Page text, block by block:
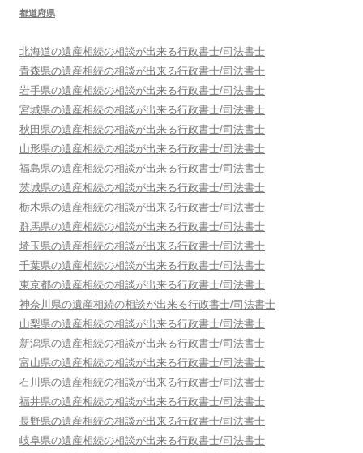
都道府県
北海道の遺産相続の相談が出来る行政書士/司法書士
青森県の遺産相続の相談が出来る行政書士/司法書士
岩手県の遺産相続の相談が出来る行政書士/司法書士
宮城県の遺産相続の相談が出来る行政書士/司法書士
秋田県の遺産相続の相談が出来る行政書士/司法書士
山形県の遺産相続の相談が出来る行政書士/司法書士
福島県の遺産相続の相談が出来る行政書士/司法書士
茨城県の遺産相続の相談が出来る行政書士/司法書士
栃木県の遺産相続の相談が出来る行政書士/司法書士
群馬県の遺産相続の相談が出来る行政書士/司法書士
埼玉県の遺産相続の相談が出来る行政書士/司法書士
千葉県の遺産相続の相談が出来る行政書士/司法書士
東京都の遺産相続の相談が出来る行政書士/司法書士
神奈川県の遺産相続の相談が出来る行政書士/司法書士
山梨県の遺産相続の相談が出来る行政書士/司法書士
新潟県の遺産相続の相談が出来る行政書士/司法書士
富山県の遺産相続の相談が出来る行政書士/司法書士
石川県の遺産相続の相談が出来る行政書士/司法書士
福井県の遺産相続の相談が出来る行政書士/司法書士
長野県の遺産相続の相談が出来る行政書士/司法書士
岐阜県の遺産相続の相談が出来る行政書士/司法書士